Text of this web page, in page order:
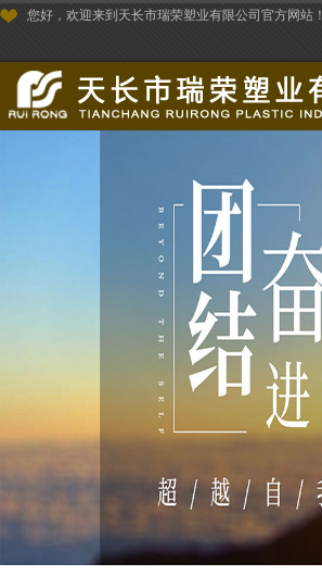
您好，欢迎来到天长市瑞荣塑业有限公司官方网站！